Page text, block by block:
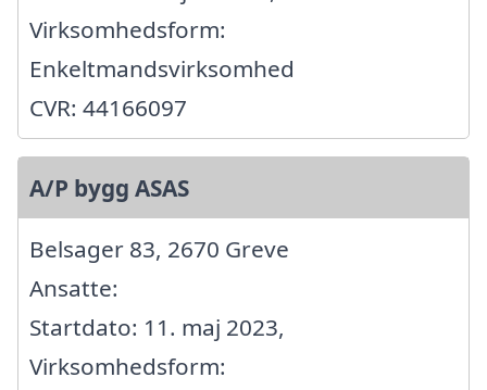
Virksomhedsform:
Enkeltmandsvirksomhed
CVR: 44166097
A/P bygg ASAS
Belsager 83, 2670 Greve
Ansatte:
Startdato: 11. maj 2023,
Virksomhedsform: